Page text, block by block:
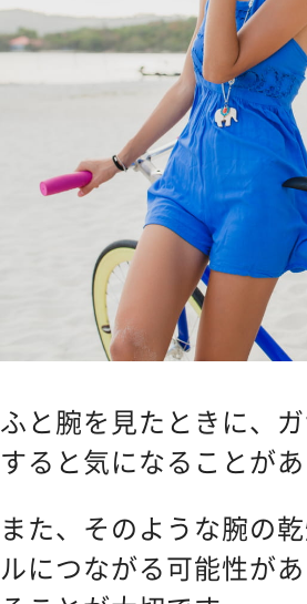
NEWSお知らせ
SHOPPING
よくあるご質問
ふと腕を見たときに、
すると気になることがあ
また、そのような腕の
ルにつながる可能性が